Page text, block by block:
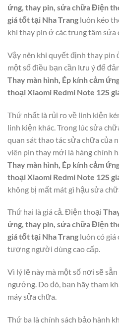
ứng, thay pin, sửa chữa Điện
giá tốt tại Nha Trang luôn kéo
khi thay pin ở các trung tâm sửa
Vậy nên khi quyết định thay pin
một số điều bạn cần lưu ý để
Thay màn hình, Ép kính cảm
thoại Xiaomi Redmi Note 12S
Thứ nhất là rủi ro về linh kiện
linh kiện khác. Trong lúc sửa
quan sát thao tác sửa chữa của
viên pin thay mới là hàng chính
Thay màn hình, Ép kính cảm
thoại Xiaomi Redmi Note 12S
không bị mất mát gì hậu sửa
Thứ hai là giá cả. Điện thoại
ứng, thay pin, sửa chữa Điện
giá tốt tại Nha Trang luôn có
tượng người dùng cao cấp.
Vì lý lẽ này mà một số nơi sẽ
ngưởng. Do đó, bạn hãy tham
máy sửa chữa.
Thứ ba là chính sách bảo hành